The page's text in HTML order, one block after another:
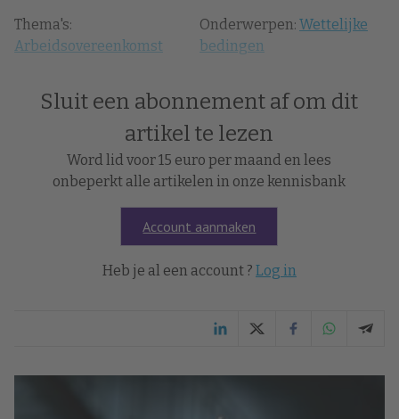
Thema's:
Arbeidsovereenkomst
Onderwerpen: Wettelijke
bedingen
Sluit een abonnement af om dit
artikel te lezen
Word lid voor 15 euro per maand en lees
onbeperkt alle artikelen in onze kennisbank
Account aanmaken
Heb je al een account ? Log in